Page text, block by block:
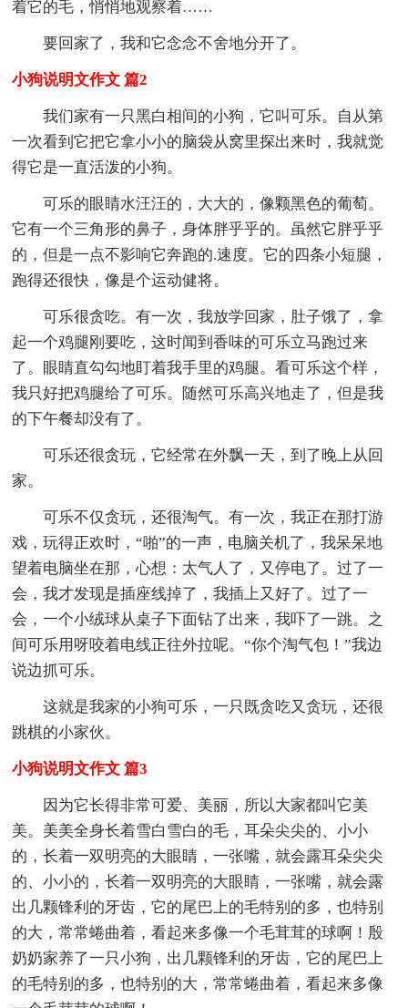
着它的毛，悄悄地观察着……
要回家了，我和它念念不舍地分开了。
小狗说明文作文 篇2
我们家有一只黑白相间的小狗，它叫可乐。自从第
一次看到它把它拿小小的脑袋从窝里探出来时，我就觉
得它是一直活泼的小狗。
可乐的眼睛水汪汪的，大大的，像颗黑色的葡萄。
它有一个三角形的鼻子，身体胖乎乎的。虽然它胖乎乎
的，但是一点不影响它奔跑的.速度。它的四条小短腿，
跑得还很快，像是个运动健将。
可乐很贪吃。有一次，我放学回家，肚子饿了，拿
起一个鸡腿刚要吃，这时闻到香味的可乐立马跑过来
了。眼睛直勾勾地盯着我手里的鸡腿。看可乐这个样，
我只好把鸡腿给了可乐。随然可乐高兴地走了，但是我
的下午餐却没有了。
可乐还很贪玩，它经常在外飘一天，到了晚上从回
家。
可乐不仅贪玩，还很淘气。有一次，我正在那打游
戏，玩得正欢时，“啪”的一声，电脑关机了，我呆呆地
望着电脑坐在那，心想：太气人了，又停电了。过了一
会，我才发现是插座线掉了，我插上又好了。过了一
会，一个小绒球从桌子下面钻了出来，我吓了一跳。之
间可乐用呀咬着电线正往外拉呢。“你个淘气包！”我边
说边抓可乐。
这就是我家的小狗可乐，一只既贪吃又贪玩，还很
跳棋的小家伙。
小狗说明文作文 篇3
因为它长得非常可爱、美丽，所以大家都叫它美
美。美美全身长着雪白雪白的毛，耳朵尖尖的、小小
的，长着一双明亮的大眼睛，一张嘴，就会露耳朵尖尖
的、小小的，长着一双明亮的大眼睛，一张嘴，就会露
出几颗锋利的牙齿，它的尾巴上的毛特别的多，也特别
的大，常常蜷曲着，看起来多像一个毛茸茸的球啊！殷
奶奶家养了一只小狗，出几颗锋利的牙齿，它的尾巴上
的毛特别的多，也特别的大，常常蜷曲着，看起来多像